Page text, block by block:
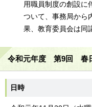
用職員制度の創設に
ついて、事務局から
果、教育委員会は同
令和元年度 第9回 春
日時